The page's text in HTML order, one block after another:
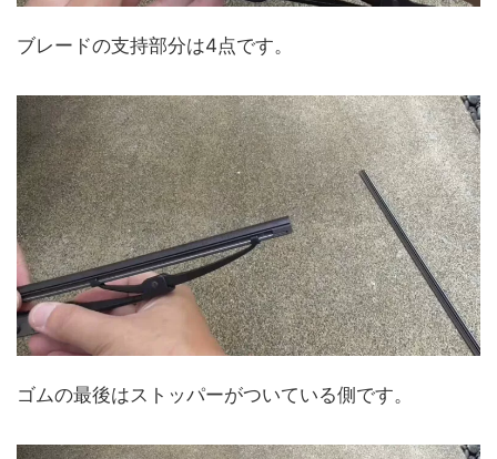
ブレードの支持部分は4点です。
ゴムの最後はストッパーがついている側です。